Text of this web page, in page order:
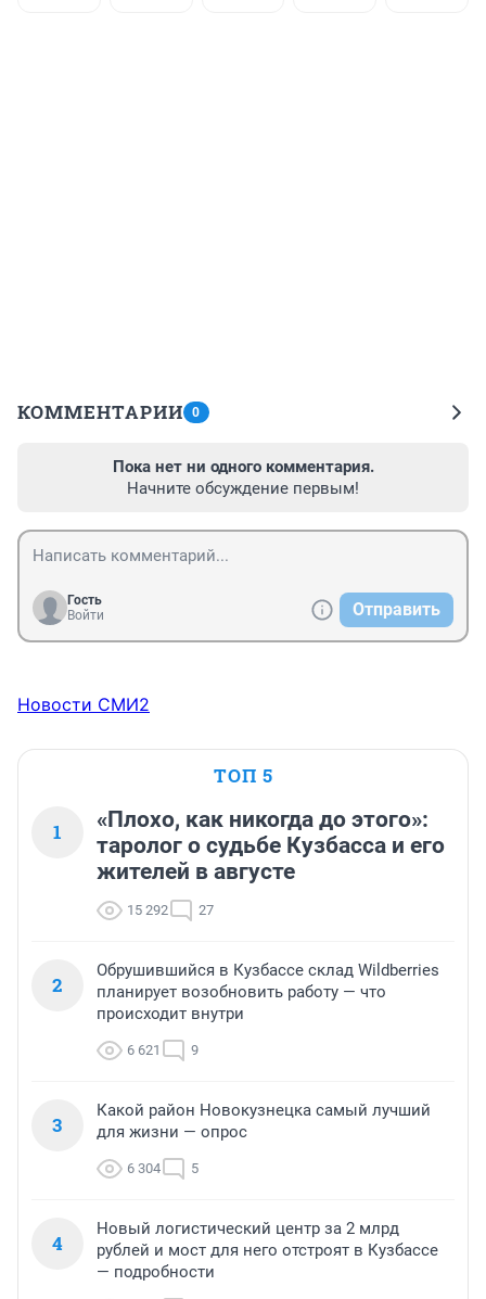
КОММЕНТАРИИ 0
Пока нет ни одного комментария.
Начните обсуждение первым!
Гость
Войти
Отправить
Новости СМИ2
ТОП 5
1
«Плохо, как никогда до этого»:
таролог о судьбе Кузбасса и его
жителей в августе
15 292 27
2
Обрушившийся в Кузбассе склад Wildberries
планирует возобновить работу — что
происходит внутри
6 621 9
3
Какой район Новокузнецка самый лучший
для жизни — опрос
6 304 5
4
Новый логистический центр за 2 млрд
рублей и мост для него отстроят в Кузбассе
— подробности